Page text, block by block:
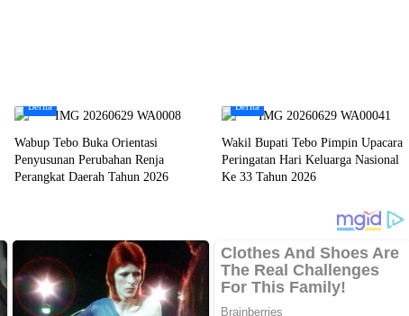
Berita
Wabup Tebo Buka Orientasi
Penyusunan Perubahan Renja
Perangkat Daerah Tahun 2026
Berita
Wakil Bupati Tebo Pimpin Upacara
Peringatan Hari Keluarga Nasional
Ke 33 Tahun 2026